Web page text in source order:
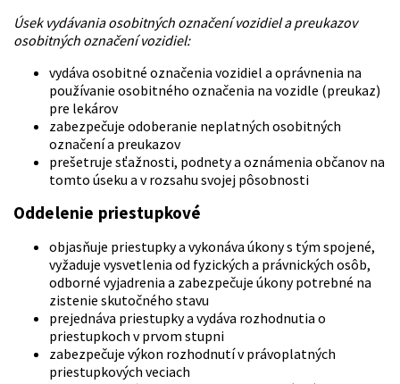
Úsek vydávania osobitných označení vozidiel a preukazov
osobitných označení vozidiel:
vydáva osobitné označenia vozidiel a oprávnenia na
používanie osobitného označenia na vozidle (preukaz)
pre lekárov
zabezpečuje odoberanie neplatných osobitných
označení a preukazov
prešetruje sťažnosti, podnety a oznámenia občanov na
tomto úseku a v rozsahu svojej pôsobnosti
Oddelenie priestupkové
objasňuje priestupky a vykonáva úkony s tým spojené,
vyžaduje vysvetlenia od fyzických a právnických osôb,
odborné vyjadrenia a zabezpečuje úkony potrebné na
zistenie skutočného stavu
prejednáva priestupky a vydáva rozhodnutia o
priestupkoch v prvom stupni
zabezpečuje výkon rozhodnutí v právoplatných
priestupkových veciach